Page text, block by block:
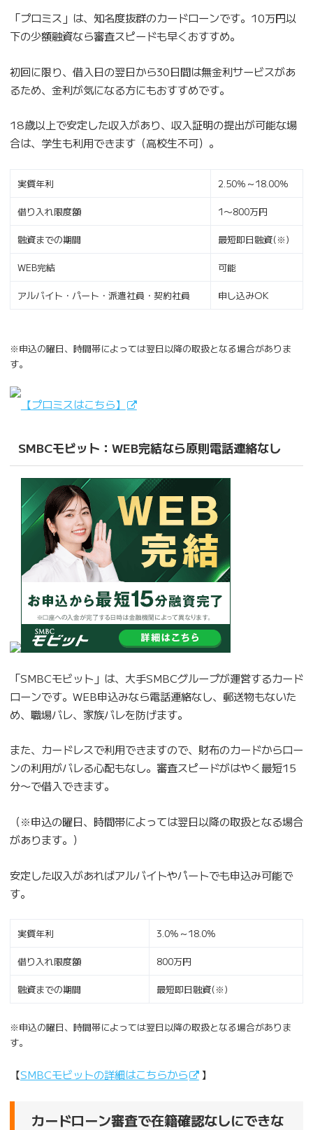
「プロミス」は、知名度抜群のカードローンです。10万円以
下の少額融資なら審査スピードも早くおすすめ。
初回に限り、借入日の翌日から30日間は無金利サービスがあ
るため、金利が気になる方にもおすすめです。
18歳以上で安定した収入があり、収入証明の提出が可能な場
合は、学生も利用できます（高校生不可）。
実質年利 2.50％～18.00％
借り入れ限度額 1〜800万円
融資までの期間 最短即日融資(※)
WEB完結 可能
アルバイト・パート・派遣社員・契約社員 申し込みOK
※申込の曜日、時間帯によっては翌日以降の取扱となる場合がありま
す。
【プロミスはこちら】
SMBCモビット：WEB完結なら原則電話連絡なし
「SMBCモビット」は、大手SMBCグループが運営するカード
ローンです。WEB申込みなら電話連絡なし、郵送物もないた
め、職場バレ、家族バレを防げます。
また、カードレスで利用できますので、財布のカードからロー
ンの利用がバレる心配もなし。審査スピードがはやく最短15
分〜で借入できます。
（※申込の曜日、時間帯によっては翌日以降の取扱となる場合
があります。）
安定した収入があればアルバイトやパートでも申込み可能で
す。
実質年利 3.0%～18.0%
借り入れ限度額 800万円
融資までの期間 最短即日融資(※)
※申込の曜日、時間帯によっては翌日以降の取扱となる場合がありま
す。
【SMBCモビットの詳細はこちらから 】
カードローン審査で在籍確認なしにできな